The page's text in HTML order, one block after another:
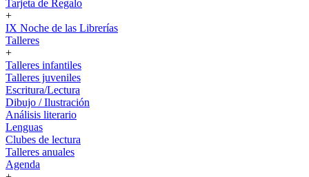
Tarjeta de Regalo
+
IX Noche de las Librerías
Talleres
+
Talleres infantiles
Talleres juveniles
Escritura/Lectura
Dibujo / Ilustración
Análisis literario
Lenguas
Clubes de lectura
Talleres anuales
Agenda